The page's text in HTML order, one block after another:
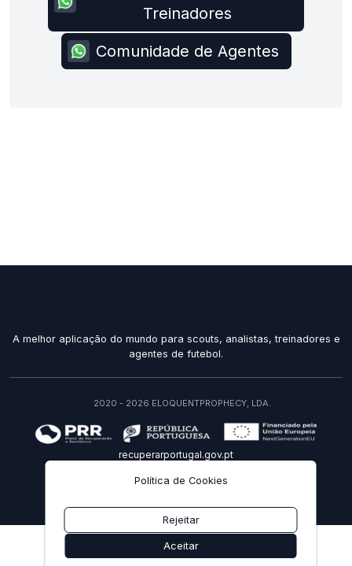
Treinadores
Comunidade de Agentes
Política de Cookies
Rejeitar
Aceitar
A melhor aplicação do mundo para scouts, analistas, treinadores e
agentes de futebol.
2020 - 2026 ELOQUENTPROPHECY, LDA.
recuperarportugal.gov.pt
PT